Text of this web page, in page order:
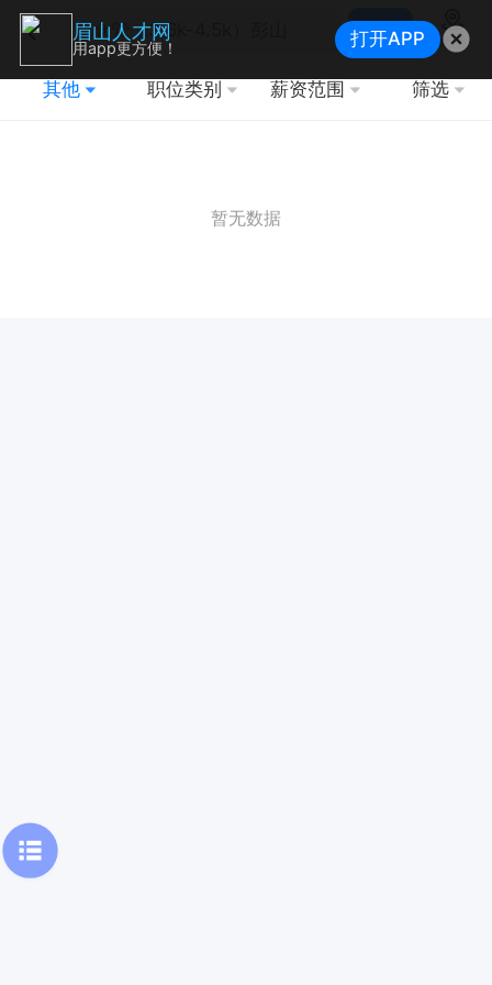
搜索
地图
其他 职位类别 薪资范围 筛选
暂无数据
眉山人才网
用app更方便！ 打开APP